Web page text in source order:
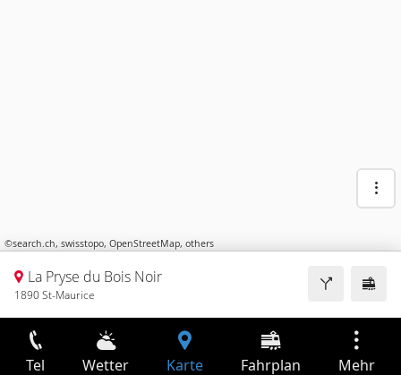
©search.ch, swisstopo, OpenStreetMap, others
La Pryse du Bois Noir
1890 St-Maurice
Tel Wetter Karte Fahrplan Mehr